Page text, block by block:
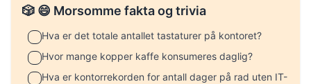
🎲 😄 Morsomme fakta og trivia
Hva er det totale antallet tastaturer på kontoret?
Hvor mange kopper kaffe konsumeres daglig?
Hva er kontorrekorden for antall dager på rad uten IT-